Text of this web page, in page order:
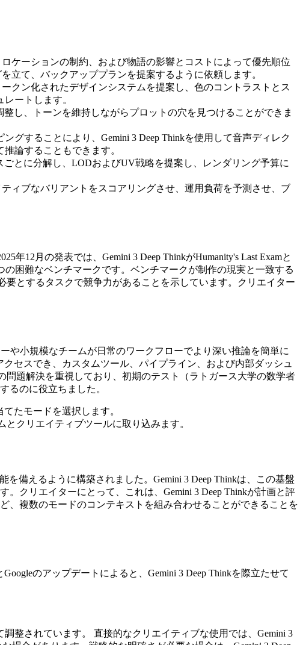
ケーションの制約、および物語の影響とコストによって優先順位
立て、バックアッププランを提案するように依頼します。
クン化されたデザインシステムを提案し、色のコントラストとス
ートします。
し、トーンを維持しながらプロットの穴を見つけることができま
グすることにより、Gemini 3 Deep Thinkを使用して音声ディレク
論することもできます。
とに分解し、LODおよびUV戦略を提案し、レンダリング予算に
ィブなバリアントをスコアリングさせ、運用負荷を予測させ、ブ
12月の発表では、Gemini 3 Deep ThinkがHumanity's Last Examと
困難なベンチマークです。ベンチマークが制作の現実と一致する
要とするタスクで競争力があることを示しています。クリエイター
や小規模なチームが日常のワークフローでより深い推論を簡単に
セスでき、カスタムツール、パイプライン、および内部ダッシュ
問題解決を重視しており、初期のテスト（ラトガース大学の数学者
るのに役立ちました。
たモードを選択します。
とクリエイティブツールに取り込みます。
備えるように構築されました。Gemini 3 Deep Thinkは、この基盤
クリエイターにとって、これは、Gemini 3 Deep Thinkが計画と評
、複数のモードのコンテキストを組み合わせることができることを
のアップデートによると、Gemini 3 Deep Thinkを際立たせて
整されています。 直接的なクリエイティブな使用では、Gemini 3